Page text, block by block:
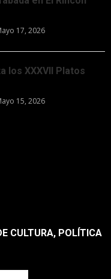
17, 2026
los XXXVII Platos
15, 2026
CULTURA, POLÍTICA